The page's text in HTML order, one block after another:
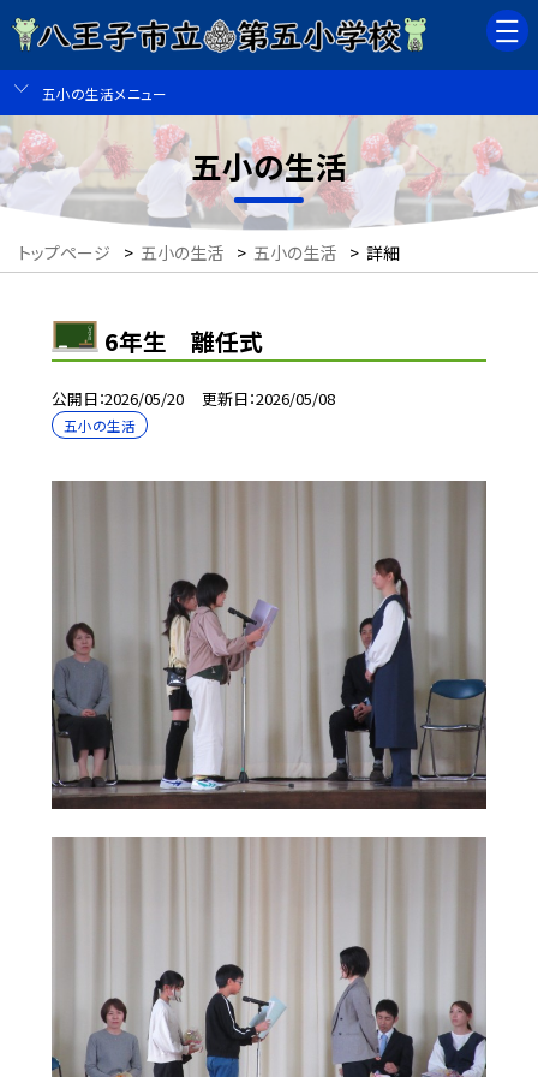
五小の生活メニュー
五小の生活
トップページ > 五小の生活 > 五小の生活 > 詳細
6年生 離任式
公開日 2026/05/20 更新日 2026/05/08
五小の生活